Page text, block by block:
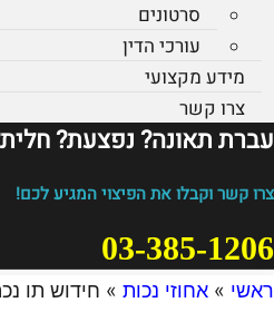
סרטונים
עורכי הדין
מידע מקצועי
צרו קשר
עברת תאונה? נפצעת?
צרו קשר וקבלו את הפיצוי המגיע לכם!
03-385-1206
ראשי » אחוזי נכות » חידוש תו